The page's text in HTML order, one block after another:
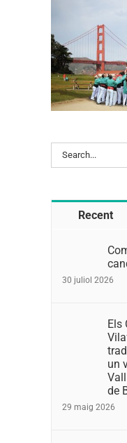
Search
for:
Recent
30 juliol 2026
Els
un
de
29 maig 2026